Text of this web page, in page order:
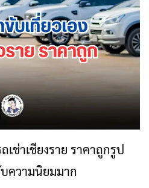
เช่าเชียงราย ราคาถูกรูป
ความนิยมมาก